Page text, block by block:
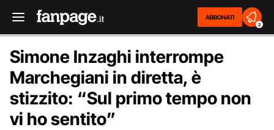
ABBONATI
2
Simone Inzaghi interrompe
Marchegiani in diretta, è
stizzito: “Sul primo tempo non
vi ho sentito”